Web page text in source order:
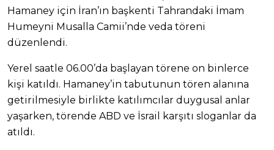
Hamaney için İran’ın başkenti Tahrandaki İmam
Humeyni Musalla Camii’nde veda töreni
düzenlendi.
Yerel saatle 06.00’da başlayan törene on binlerce
kişi katıldı. Hamaney’in tabutunun tören alanına
getirilmesiyle birlikte katılımcılar duygusal anlar
yaşarken, törende ABD ve İsrail karşıtı sloganlar da
atıldı.